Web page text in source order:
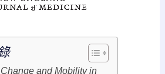
and Mobility in